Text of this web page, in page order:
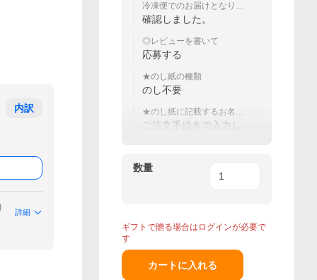
内訳
詳細
冷凍便でのお届けとなりま
す。
確認しました。
◎レビューを書いて
応募する
★のし紙の種類
のし不要
★のし紙に記載するお名前
（＝贈り主様名）（20文字
ご注文手続きで入力して
数量
ギフトで贈る場合はログインが必要で
す
カートに入れる